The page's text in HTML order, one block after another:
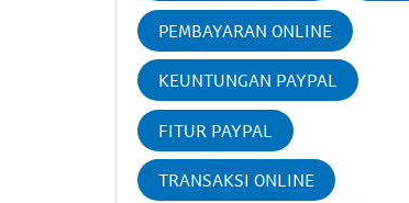
PEMBAYARAN ONLINE
KEUNTUNGAN PAYPAL
FITUR PAYPAL
TRANSAKSI ONLINE